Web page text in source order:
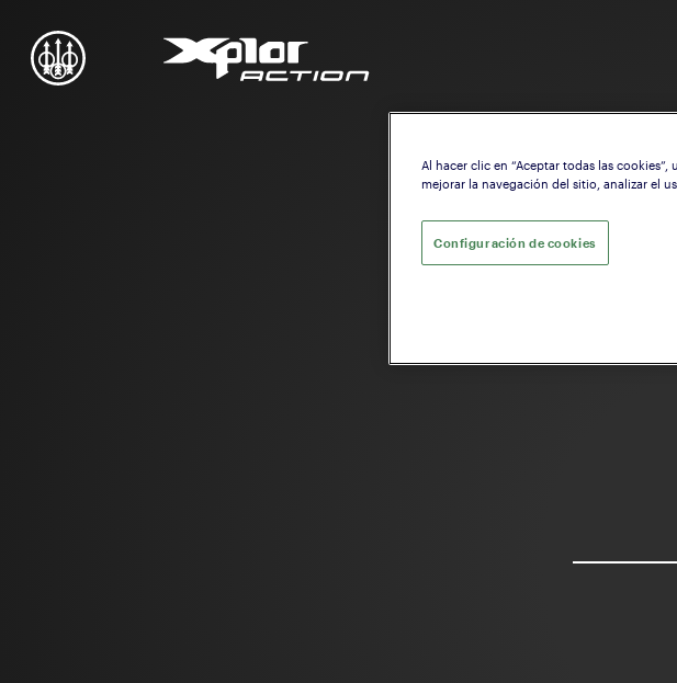
¿Necesita ayuda?
Al hacer clic en “Aceptar todas las
mejorar la navegación del sitio, analizar el
Configuración de cookies